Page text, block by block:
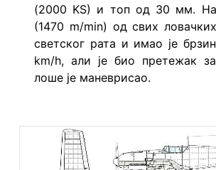
(2000 KS) и топ од 30 мм.
(1470 m/min) од свих
светског рата и имао је
km/h, али је био претежак
лоше је маневрисао.